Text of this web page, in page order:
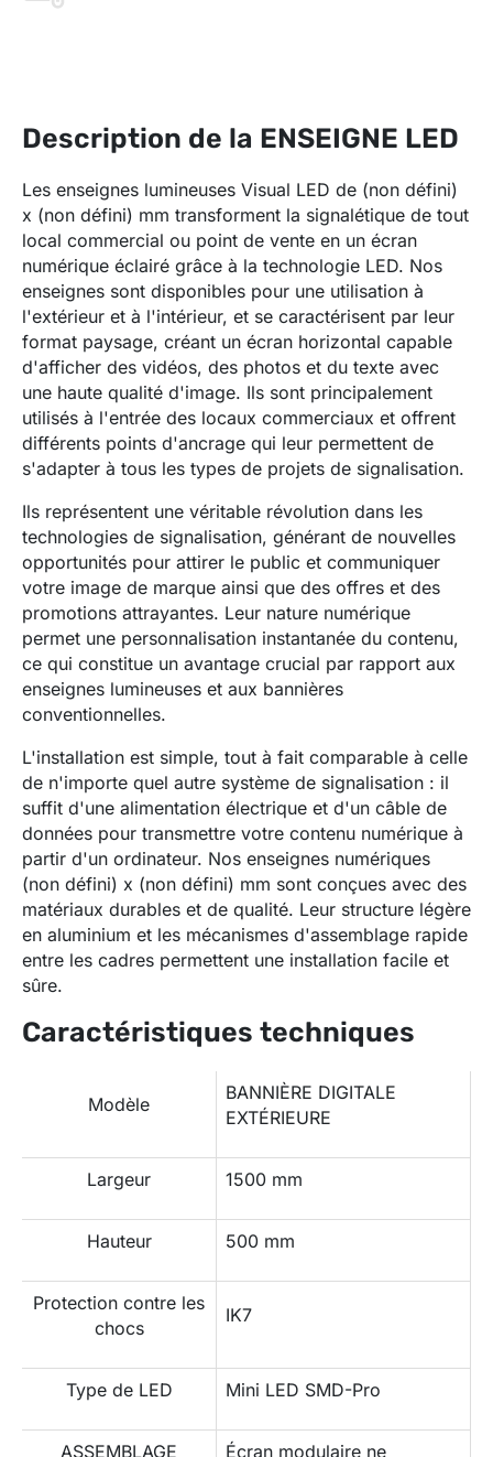
Description de la ENSEIGNE LED
Les enseignes lumineuses Visual LED de (non défini)
x (non défini) mm transforment la signalétique de tout
local commercial ou point de vente en un écran
numérique éclairé grâce à la technologie LED. Nos
enseignes sont disponibles pour une utilisation à
l'extérieur et à l'intérieur, et se caractérisent par leur
format paysage, créant un écran horizontal capable
d'afficher des vidéos, des photos et du texte avec
une haute qualité d'image. Ils sont principalement
utilisés à l'entrée des locaux commerciaux et offrent
différents points d'ancrage qui leur permettent de
s'adapter à tous les types de projets de signalisation.
Ils représentent une véritable révolution dans les
technologies de signalisation, générant de nouvelles
opportunités pour attirer le public et communiquer
votre image de marque ainsi que des offres et des
promotions attrayantes. Leur nature numérique
permet une personnalisation instantanée du contenu,
ce qui constitue un avantage crucial par rapport aux
enseignes lumineuses et aux bannières
conventionnelles.
L'installation est simple, tout à fait comparable à celle
de n'importe quel autre système de signalisation : il
suffit d'une alimentation électrique et d'un câble de
données pour transmettre votre contenu numérique à
partir d'un ordinateur. Nos enseignes numériques
(non défini) x (non défini) mm sont conçues avec des
matériaux durables et de qualité. Leur structure légère
en aluminium et les mécanismes d'assemblage rapide
entre les cadres permettent une installation facile et
sûre.
Caractéristiques techniques
Modèle
BANNIÈRE DIGITALE
EXTÉRIEURE
Largeur 1500 mm
Hauteur 500 mm
Protection contre les
chocs
IK7
Type de LED Mini LED SMD-Pro
ASSEMBLAGE Écran modulaire ne